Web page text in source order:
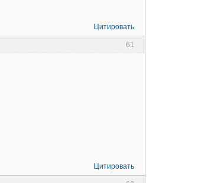
Цитировать
61
Цитировать